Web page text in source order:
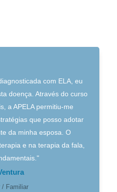
com ELA, eu
doença. Através do curso
a APELA permitiu-me
que posso adotar
da minha esposa. O
e na terapia da fala,
/ Familiar